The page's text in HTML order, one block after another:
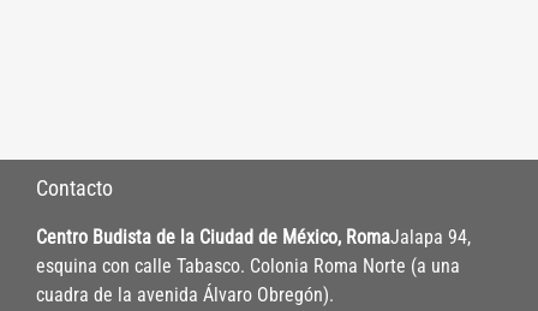
Contacto
Centro Budista de la Ciudad de México, RomaJalapa 94,
esquina con calle Tabasco. Colonia Roma Norte (a una
cuadra de la avenida Álvaro Obregón).